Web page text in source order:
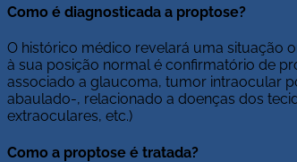
Como é diagnosticada a proptose?
O histórico médico revelará uma situação
à sua posição normal é confirmatório de
associado a glaucoma, tumor intraocular
abaulado-, relacionado a doenças dos
extraoculares, etc.)
Como a proptose é tratada?